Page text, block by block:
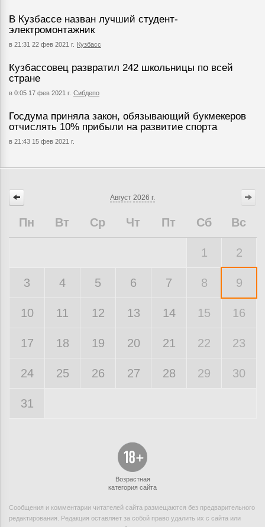
В Кузбассе назван лучший студент-
электромонтажник
в 21:31 22 фев 2021 г. Кузбасс
Кузбассовец развратил 242 школьницы по всей
стране
в 0:05 17 фев 2021 г. Сибдепо
Госдума приняла закон, обязывающий букмекеров
отчислять 10% прибыли на развитие спорта
в 21:43 15 фев 2021 г.
Август 2026 г.
Пн Вт Ср Чт Пт Сб Вс
1 2
3 4 5 6 7 8 9
10 11 12 13 14 15 16
17 18 19 20 21 22 23
24 25 26 27 28 29 30
31
Возрастная
категория сайта
Сообщения и комментарии читателей сайта размещаются без предварительного
редактирования. Редакция оставляет за собой право удалить их с сайта или